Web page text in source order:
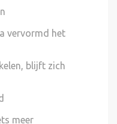
vervormd het
blijft zich
meer